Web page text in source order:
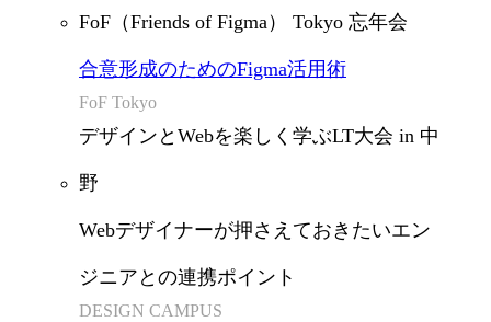
FoF（Friends of Figma） Tokyo 忘年会
合意形成のためのFigma活用術
FoF Tokyo
デザインとWebを楽しく学ぶLT大会 in 中
野
Webデザイナーが押さえておきたいエン
ジニアとの連携ポイント
DESIGN CAMPUS